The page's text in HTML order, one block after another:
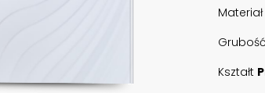
Materiał
Grubość
Kształt